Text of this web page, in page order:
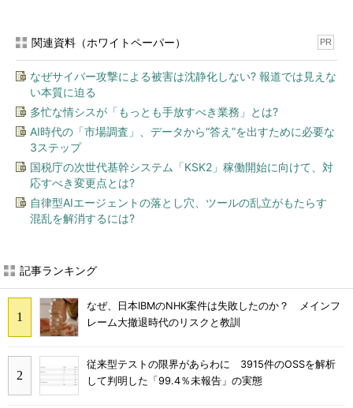
関連資料（ホワイトペーパー） PR
なぜサイバー攻撃による被害は沈静化しない? 報道では見えな
い本質に迫る
多忙な情シスが「もっとも手放すべき業務」とは?
AI時代の「市場調査」、データから“答え”を出すために必要な
3ステップ
国税庁の次世代基幹システム「KSK2」稼働開始に向けて、対
応すべき変更点とは?
自律型AIエージェントの落とし穴、ツールの乱立がもたらす
混乱を解消するには?
記事ランキング
なぜ、日本IBMのNHK案件は失敗したのか？ メインフ
レーム大撤退時代のリスクと教訓
従来型テストの限界があらわに 3915件のOSSを解析
して判明した「99.4％未報告」の実態